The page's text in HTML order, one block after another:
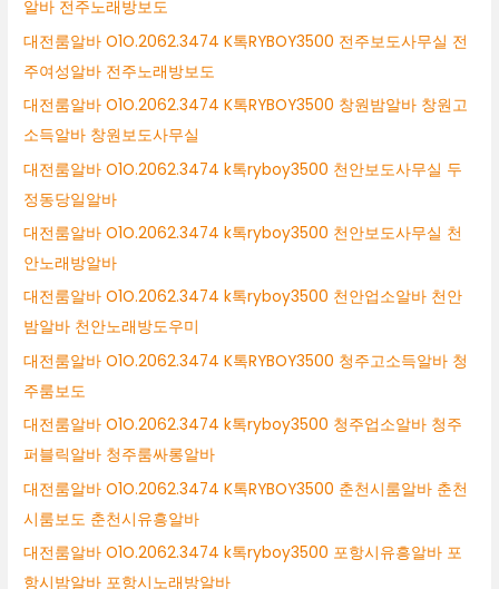
알바 전주노래방보도
대전룸알바 O1O.2062.3474 K톡RYBOY3500 전주보도사무실 전
주여성알바 전주노래방보도
대전룸알바 O1O.2062.3474 K톡RYBOY3500 창원밤알바 창원고
소득알바 창원보도사무실
대전룸알바 O1O.2062.3474 k톡ryboy3500 천안보도사무실 두
정동당일알바
대전룸알바 O1O.2062.3474 k톡ryboy3500 천안보도사무실 천
안노래방알바
대전룸알바 O1O.2062.3474 k톡ryboy3500 천안업소알바 천안
밤알바 천안노래방도우미
대전룸알바 O1O.2062.3474 K톡RYBOY3500 청주고소득알바 청
주룸보도
대전룸알바 O1O.2062.3474 k톡ryboy3500 청주업소알바 청주
퍼블릭알바 청주룸싸롱알바
대전룸알바 O1O.2062.3474 K톡RYBOY3500 춘천시룸알바 춘천
시룸보도 춘천시유흥알바
대전룸알바 O1O.2062.3474 k톡ryboy3500 포항시유흥알바 포
항시밤알바 포항시노래방알바